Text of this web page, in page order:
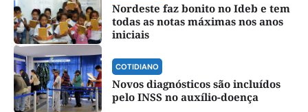
Nordeste faz bonito no Ideb e tem
todas as notas máximas nos anos
iniciais
COTIDIANO
Novos diagnósticos são incluídos
pelo INSS no auxílio-doença